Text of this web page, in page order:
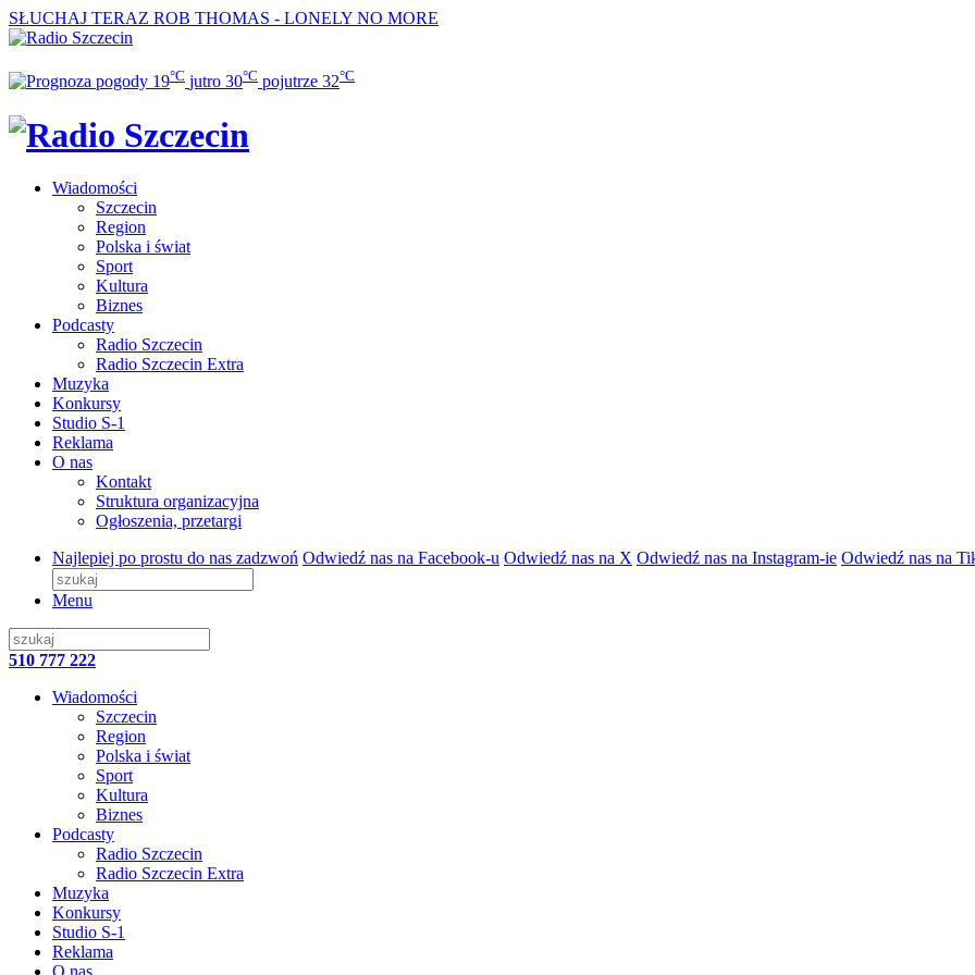
SŁUCHAJ TERAZ ROB THOMAS - LONELY NO MORE
19°C jutro 30°C pojutrze 32°C
Wiadomości
Szczecin
Region
Polska i świat
Sport
Kultura
Biznes
Podcasty
Radio Szczecin
Radio Szczecin Extra
Muzyka
Konkursy
Studio S-1
Reklama
O nas
Kontakt
Struktura organizacyjna
Ogłoszenia, przetargi
Najlepiej po prostu do nas zadzwoń Odwiedź nas na Facebook-u Odwiedź nas na X Odwiedź nas na Instagram-ie Odwiedź nas na
Menu
510 777 222
Wiadomości
Szczecin
Region
Polska i świat
Sport
Kultura
Biznes
Podcasty
Radio Szczecin
Radio Szczecin Extra
Muzyka
Konkursy
Studio S-1
Reklama